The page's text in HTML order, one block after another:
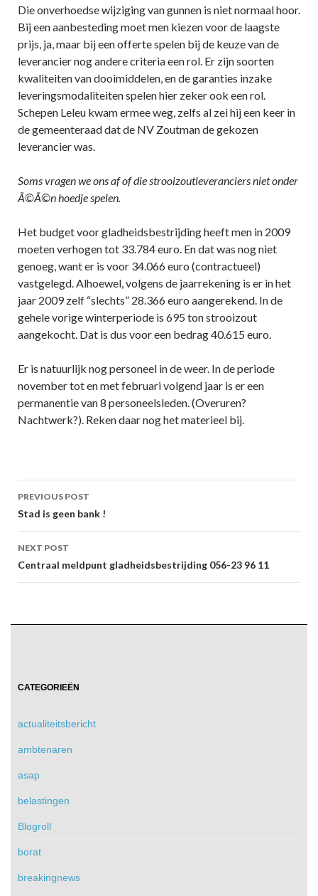
Die onverhoedse wijziging van gunnen is niet normaal hoor.
Bij een aanbesteding moet men kiezen voor de laagste
prijs, ja, maar bij een offerte spelen bij de keuze van de
leverancier nog andere criteria een rol. Er zijn soorten
kwaliteiten van dooimiddelen, en de garanties inzake
leveringsmodaliteiten spelen hier zeker ook een rol.
Schepen Leleu kwam ermee weg, zelfs al zei hij een keer in
de gemeenteraad dat de NV Zoutman de gekozen
leverancier was.
Soms vragen we ons af of die strooizoutleveranciers niet onder
Ã©Ã©n hoedje spelen.
Het budget voor gladheidsbestrijding heeft men in 2009
moeten verhogen tot 33.784 euro. En dat was nog niet
genoeg, want er is voor 34.066 euro (contractueel)
vastgelegd. Alhoewel, volgens de jaarrekening is er in het
jaar 2009 zelf “slechts” 28.366 euro aangerekend. In de
gehele vorige winterperiode is 695 ton strooizout
aangekocht. Dat is dus voor een bedrag 40.615 euro.
Er is natuurlijk nog personeel in de weer. In de periode
november tot en met februari volgend jaar is er een
permanentie van 8 personeelsleden. (Overuren?
Nachtwerk?). Reken daar nog het materieel bij.
Post
navigation
PREVIOUS POST
Stad is geen bank !
NEXT POST
Centraal meldpunt gladheidsbestrijding 056-23 96 11
CATEGORIEËN
actualiteitsbericht
ambtenaren
asap
belastingen
Blogroll
borat
breakingnews